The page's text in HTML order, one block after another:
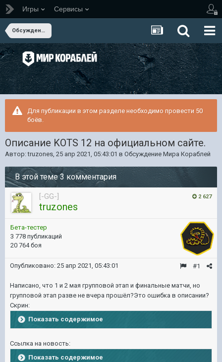
Игры Сервисы
Обсуждение Мира Кораблей
Для публикации в этом разделе необходимо провести 50
боёв.
Описание KOTS 12 на официальном сайте.
Автор:truzones, 25 апр 2021, 05:43:01 в Обсуждение Мира Кораблей
В этой теме 3 комментария
2 627
[-GG-]
truzones
Бета-тестер
3 778 публикаций
20 764 боя
#1
Опубликовано: 25 апр 2021, 05:43:01
Написано, что 1 и 2 мая групповой этап и финальные матчи, но
групповой этап разве не вчера прошёл?Это ошибка в описании?
Скрин:
Показать содержимое
Ссылка на новость:
Показать содержимое